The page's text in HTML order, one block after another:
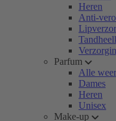
Heren
Anti-
Parfum
Alle
Dames
Heren
Unisex
Make-up